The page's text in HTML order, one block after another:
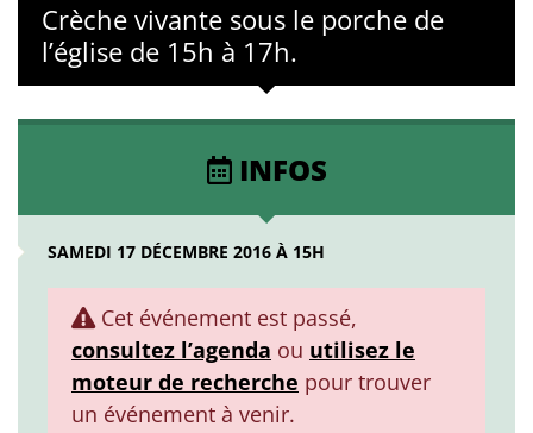
Crèche vivante sous le porche de
l’église de 15h à 17h.
INFOS
SAMEDI 17 DÉCEMBRE 2016 À 15H
Cet événement est passé,
consultez l’agenda ou utilisez le
moteur de recherche pour trouver
un événement à venir.